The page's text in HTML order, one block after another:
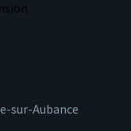
sur-Aubance